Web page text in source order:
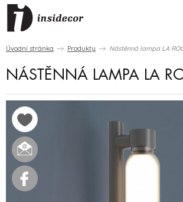
Úvodní stránka Produkty Nástěnná lampa LA
NÁSTĚNNÁ LAMPA LA